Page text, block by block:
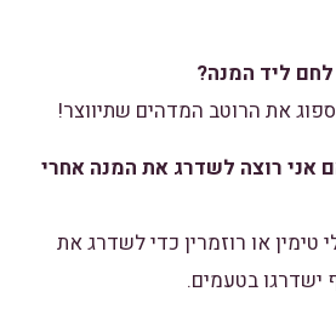
לחם ליד המנה?
את הרוטב המדהים שתיווצר!
אני רוצה לשדרג את המנה אחרי
או רוזמרין כדי לשדרג את
ישדרגו בטעמים.